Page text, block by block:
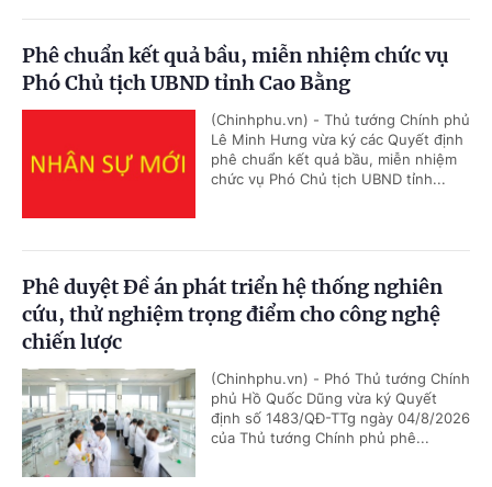
Phê chuẩn kết quả bầu, miễn nhiệm chức vụ
Phó Chủ tịch UBND tỉnh Cao Bằng
(Chinhphu.vn) - Thủ tướng Chính phủ
Lê Minh Hưng vừa ký các Quyết định
phê chuẩn kết quả bầu, miễn nhiệm
chức vụ Phó Chủ tịch UBND tỉnh...
Phê duyệt Đề án phát triển hệ thống nghiên
cứu, thử nghiệm trọng điểm cho công nghệ
chiến lược
(Chinhphu.vn) - Phó Thủ tướng Chính
phủ Hồ Quốc Dũng vừa ký Quyết
định số 1483/QĐ-TTg ngày 04/8/2026
của Thủ tướng Chính phủ phê...